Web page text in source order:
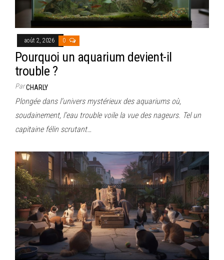
août 2, 2026 0
Pourquoi un aquarium devient-il
trouble ?
ParCHARLY
Plongée dans l’univers mystérieux des aquariums où,
soudainement, l’eau trouble voile la vue des nageurs. Tel un
capitaine félin scrutant…